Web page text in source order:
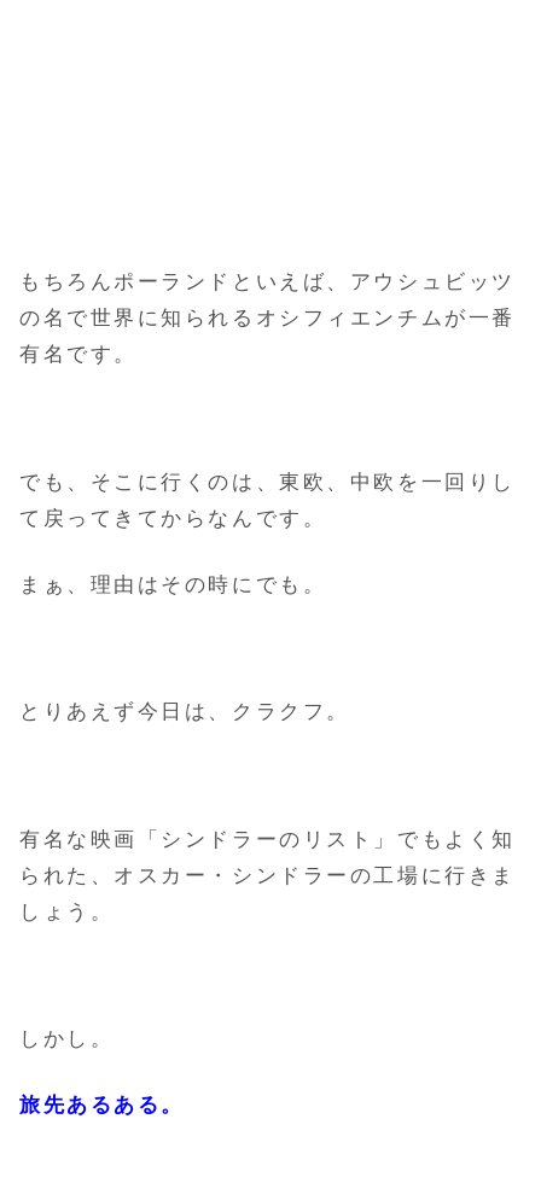
もちろんポーランドといえば、アウシュビッツ
の名で世界に知られるオシフィエンチムが一番
有名です。
でも、そこに行くのは、東欧、中欧を一回りし
て戻ってきてからなんです。
まぁ、理由はその時にでも。
とりあえず今日は、クラクフ。
有名な映画「シンドラーのリスト」でもよく知
られた、オスカー・シンドラーの工場に行きま
しょう。
しかし。
旅先あるある。